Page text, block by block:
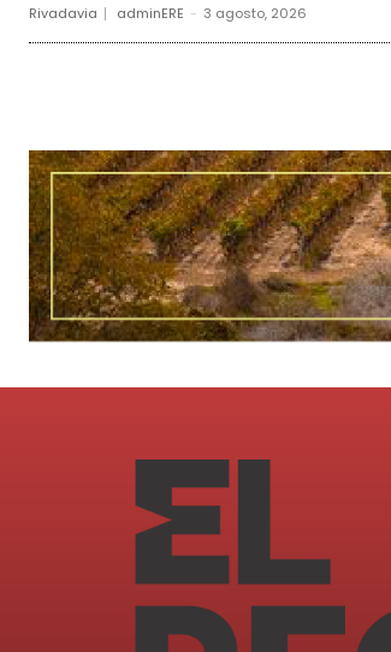
Rivadavia adminERE - 3 agosto, 2026